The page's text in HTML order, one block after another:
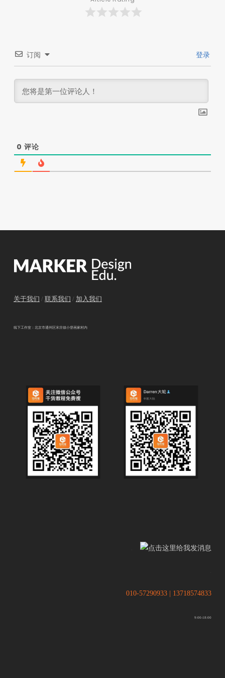
订阅 登录
0 评论
关于我们 / 联系我们 / 加入我们
线下工作室：北京市通州区宋庄镇小堡画家村内
010-57290933 | 13718574833
9:00-18:00